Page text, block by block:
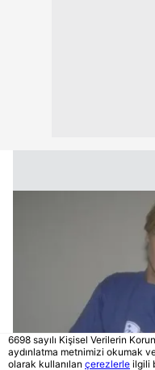
6698 sayılı Kişisel Verilerin
aydınlatma metnimizi okumak
olarak kullanılan çerezlerle ilgili